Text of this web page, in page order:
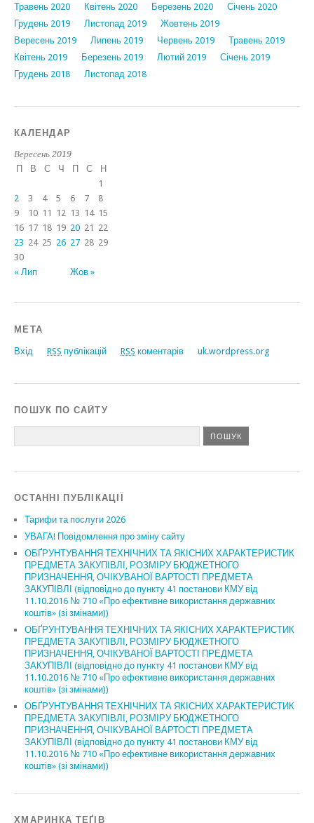
Травень 2020
Квітень 2020 Березень 2020
Січень 2020
Грудень 2019
Листопад 2019
Жовтень 2019
Вересень 2019
Липень 2019 Червень 2019
Травень 2019
Квітень 2019
Березень 2019 Лютий 2019
Січень 2019
Грудень 2018
Листопад 2018
КАЛЕНДАР
Вересень 2019
П
В С Ч П С Н
« Лип Жов »
1
2
3 4 5 6 7
8
9
10 11 12 13 14 15
16 17 18 19 20 21 22
23 24 25 26 27 28 29
30
МЕТА
Вхід RSS публікацій RSS коментарів uk.wordpress.org
ПОШУК ПО САЙТУ
ОСТАННІ ПУБЛІКАЦІЇ
Тарифи та послуги 2026
УВАГА! Повідомлення про зміну сайту
ОБҐРУНТУВАННЯ ТЕХНІЧНИХ ТА ЯКІСНИХ ХАРАКТЕРИСТИК
ПРЕДМЕТА ЗАКУПІВЛІ, РОЗМІРУ БЮДЖЕТНОГО
ПРИЗНАЧЕННЯ, ОЧІКУВАНОЇ ВАРТОСТІ ПРЕДМЕТА
ЗАКУПІВЛІ (відповідно до пункту 41 постанови КМУ від
11.10.2016 № 710 «Про ефективне використання державних
коштів» (зі змінами))
ОБҐРУНТУВАННЯ ТЕХНІЧНИХ ТА ЯКІСНИХ ХАРАКТЕРИСТИК
ПРЕДМЕТА ЗАКУПІВЛІ, РОЗМІРУ БЮДЖЕТНОГО
ПРИЗНАЧЕННЯ, ОЧІКУВАНОЇ ВАРТОСТІ ПРЕДМЕТА
ЗАКУПІВЛІ (відповідно до пункту 41 постанови КМУ від
11.10.2016 № 710 «Про ефективне використання державних
коштів» (зі змінами))
ОБҐРУНТУВАННЯ ТЕХНІЧНИХ ТА ЯКІСНИХ ХАРАКТЕРИСТИК
ПРЕДМЕТА ЗАКУПІВЛІ, РОЗМІРУ БЮДЖЕТНОГО
ПРИЗНАЧЕННЯ, ОЧІКУВАНОЇ ВАРТОСТІ ПРЕДМЕТА
ЗАКУПІВЛІ (відповідно до пункту 41 постанови КМУ від
11.10.2016 № 710 «Про ефективне використання державних
коштів» (зі змінами))
ХМАРИНКА ТЕҐІВ